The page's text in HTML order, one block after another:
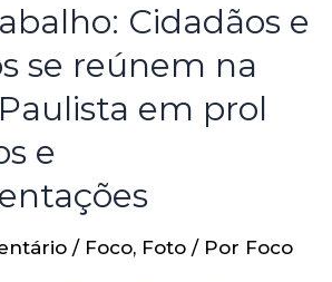
Cidadãos e
se reúnem na
em prol
e
/ Foco, Foto / Por Foco